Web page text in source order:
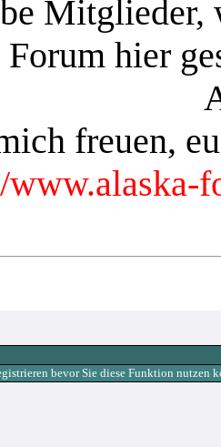
Mitglieder,
hier
freuen,
bevor Sie diese Funktion nutzen